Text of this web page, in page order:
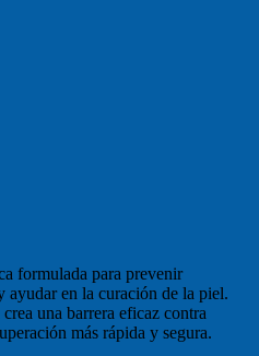
formulada para prevenir
ayudar en la curación de la piel.
una barrera eficaz contra
más rápida y segura.